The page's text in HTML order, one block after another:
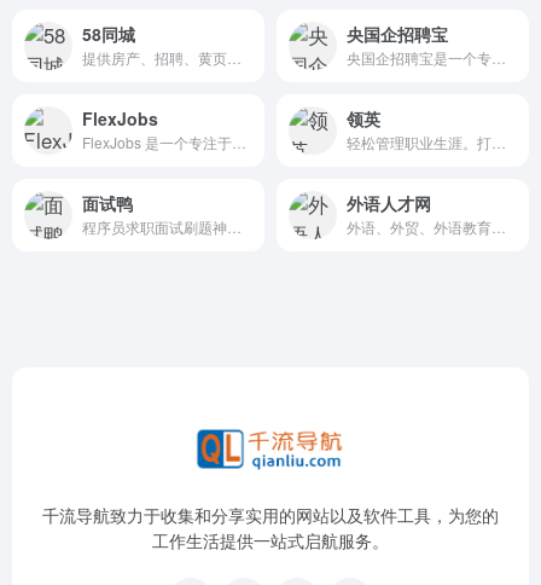
58同城 央国企招聘宝
FlexJobs 领英
面试鸭 外语人才网
千流导航致力于收集和分享实用的网站以及软件工具，为您的
工作生活提供一站式启航服务。